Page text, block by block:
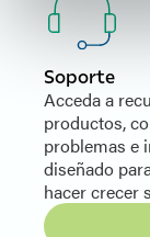
Soporte
Acceda a
productos,
problemas e
diseñado
hacer crecer